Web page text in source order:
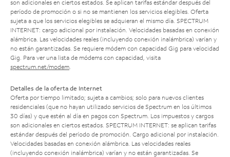
son adicionales en ciertos estados. Se aplican tarifas estándar después del
período de promoción o si no se mantienen los servicios elegibles. Oferta
sujeta a que los servicios elegibles se adquieran el mismo día. SPECTRUM
INTERNET: cargo adicional por instalación. Velocidades basadas en conexión
alámbrica. Las velocidades reales (incluyendo conexión inalámbrica) varían y
no están garantizadas. Se requiere módem con capacidad Gig para velocidad
Gig. Para ver una lista de módems con capacidad, visita
spectrum.net/modem
Detalles de la oferta de Internet
Oferta por tiempo limitado; sujeta a cambios; solo para nuevos clientes
residenciales (que no hayan utilizado servicios de Spectrum en los últimos
30 días) y que estén al día en pagos con Spectrum. Los impuestos y cargos
son adicionales en ciertos estados. SPECTRUM INTERNET: se aplican tarifas
estándar después del período de promoción. Cargo adicional por instalación.
Velocidades basadas en conexión alámbrica. Las velocidades reales
(incluyendo conexión inalámbrica) varían y no están garantizadas. Se